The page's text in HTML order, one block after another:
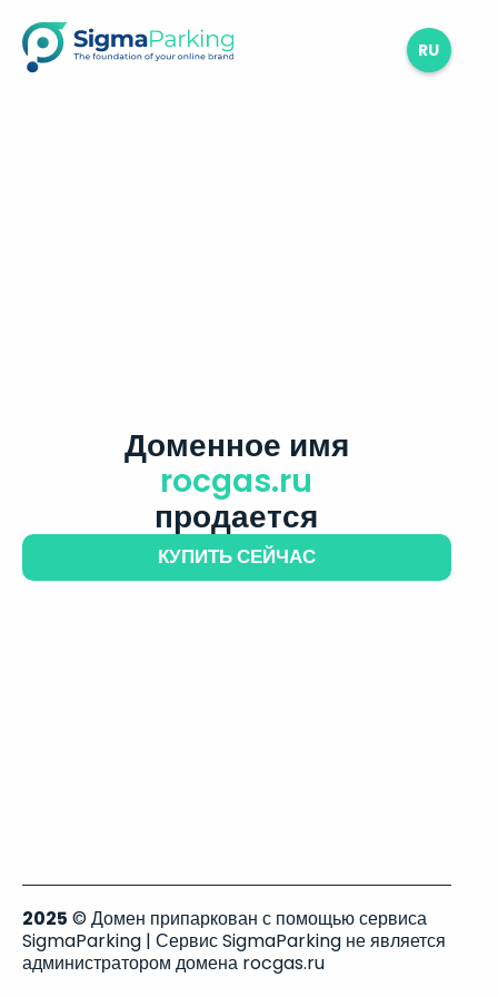
RU
Доменное имя
rocgas.ru
продается
КУПИТЬ СЕЙЧАС
2025 © Домен припаркован с помощью сервиса
SigmaParking | Сервис SigmaParking не является
администратором домена rocgas.ru